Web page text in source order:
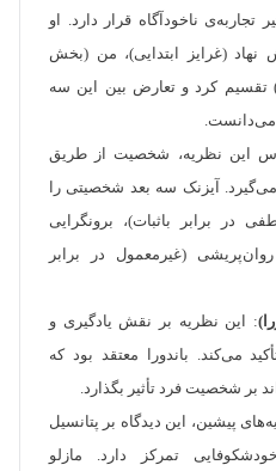
ناخودآگاه قرار دارد. او
(غرایز ابتدایی)، من (بخش
تقسیم کرد و تعارض بین این سه
می‌دانست.
این نظریه، شخصیت از طریق
آیزنک سه بعد شخصیتی را
در برابر باثبات)، برونگرایی
(غیرمعمول در برابر
: این نظریه بر نقش یادگیری و
می‌کند. باندورا معتقد بود که
بر شخصیت فرد تأثیر بگذارد.
پیشین، این دیدگاه بر پتانسیل
تمرکز دارد. مازلو